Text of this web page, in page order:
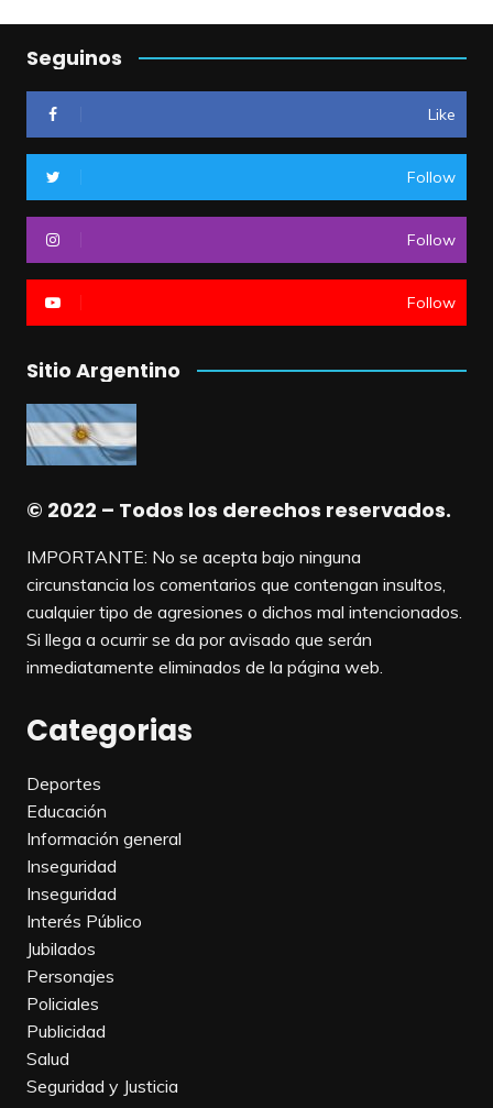
Seguinos
Like
Follow
Follow
Follow
Sitio Argentino
© 2022 – Todos los derechos reservados.
IMPORTANTE: No se acepta bajo ninguna
circunstancia los comentarios que contengan insultos,
cualquier tipo de agresiones o dichos mal intencionados.
Si llega a ocurrir se da por avisado que serán
inmediatamente eliminados de la página web.
Categorias
Deportes
Educación
Información general
Inseguridad
Inseguridad
Interés Público
Jubilados
Personajes
Policiales
Publicidad
Salud
Seguridad y Justicia